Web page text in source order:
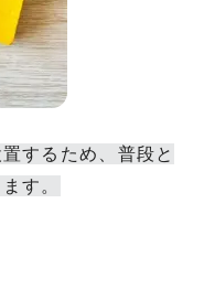
するため、普段と
す。